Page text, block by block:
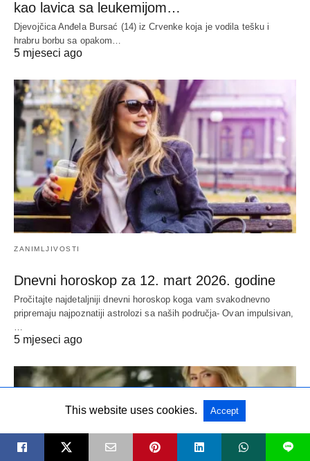
kao lavica sa leukemijom…
Djevojčica Anđela Bursać (14) iz Crvenke koja je vodila tešku i
hrabru borbu sa opakom…
5 mjeseci ago
ZANIMLJIVOSTI
Dnevni horoskop za 12. mart 2026. godine
Pročitajte najdetaljniji dnevni horoskop koga vam svakodnevno
pripremaju najpoznatiji astrolozi sa naših područja- Ovan impulsivan,
5 mjeseci ago
L
This website uses cookies. Accept